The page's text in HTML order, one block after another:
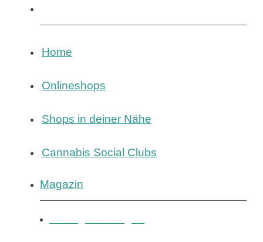
Home
Onlineshops
Shops in deiner Nähe
Cannabis Social Clubs
Magazin